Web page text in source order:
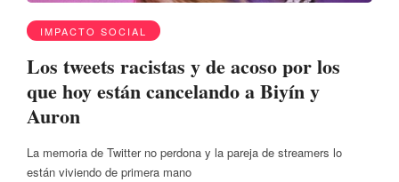
IMPACTO SOCIAL
Los tweets racistas y de acoso por los
que hoy están cancelando a Biyín y
Auron
La memoria de Twitter no perdona y la pareja de streamers lo
están viviendo de primera mano